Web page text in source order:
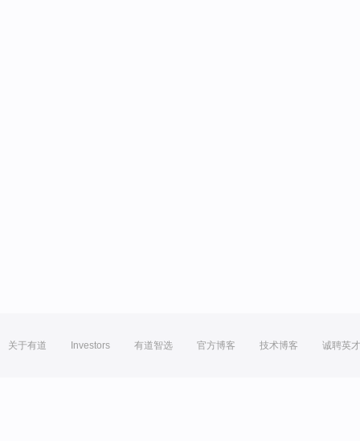
关于有道 Investors 有道智选 官方博客 技术博客 诚聘英才